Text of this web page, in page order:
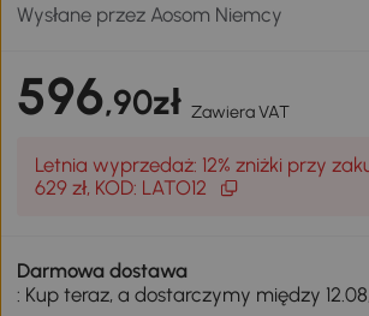
Wysłane przez Aosom Niemcy
596,90zł Zawiera VAT
Letnia wyprzedaż: 12% zniżki przy
629 zł, KOD: LATO12
Darmowa dostawa
: Kup teraz, a dostarczymy między